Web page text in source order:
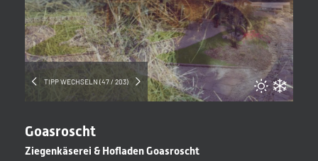
TIPP WECHSELN (47 / 203)
Goasroscht
Ziegenkäserei & Hofladen Goasroscht
Vorname Nachname*
E-Mail*
*Pflichtfelder